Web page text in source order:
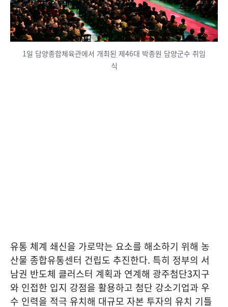
1일 담양종합체육관에서 개최된 제46대 박종원 담양군수 취임
식
유통 체계 쇄신을 가로막는 요소를 해소하기 위해 농
산물 종합유통센터 건립도 추진한다. 특히 정부의 서
남권 반도체 클러스터 계획과 연계해 광주첨단3지구
와 인접한 입지 강점을 활용하고 첨단 강소기업과 우
수 인력을 적극 유치해 대규모 자본 투자의 유치 기틀